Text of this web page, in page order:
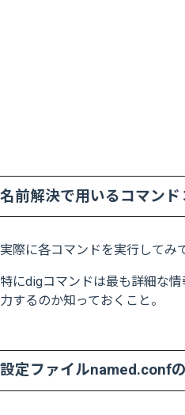
名前解決で用いるコマンド
実際に各コマンドを実行してみ
特にdigコマンドは最も詳細な情
力するのか知っておくこと。
設定ファイルnamed.conf